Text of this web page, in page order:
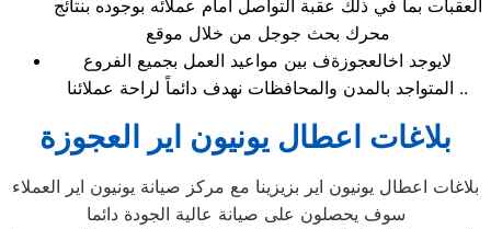
العقبات بما في ذلك عقبة التواصل امام عملائه بوجوده بنتائج
محرك بحث جوجل من خلال موقع
لايوجد اخالعجوزةف بين مواعيد العمل بجميع الفروع
المتواجد بالمدن والمحافظات نهدف دائماً لراحة عملائنا ..
بلاغات اعطال يونيون اير العجوزة
بلاغات اعطال يونيون اير بزيزينا مع مركز صيانة يونيون اير العملاء
سوف يحصلون على صيانة عالية الجودة دائما